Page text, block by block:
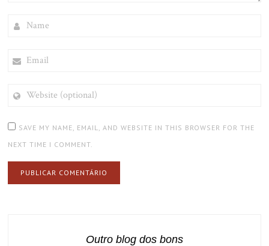
(OPTIONAL)
SAVE MY NAME, EMAIL, AND WEBSITE IN THIS BROWSER FOR THE
NEXT TIME I COMMENT.
Outro blog dos bons